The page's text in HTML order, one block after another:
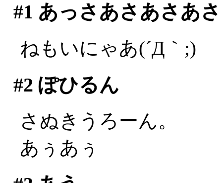
#1 あっさあさあさあ
ねもいにゃあ(´Д｀;)
#2 ぽひるん
さぬきうろーん。
あぅあぅ